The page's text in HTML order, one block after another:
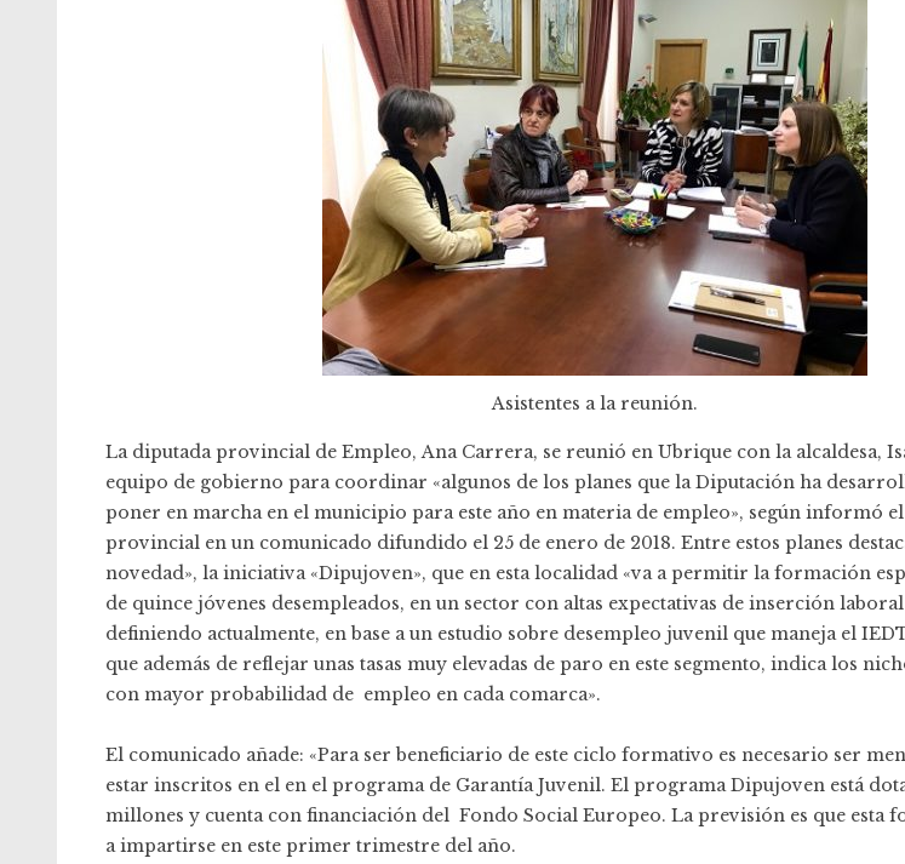
Asistentes a la reunión.
La diputada provincial de Empleo, Ana Carrera, se reunió en Ubrique con la alcaldesa,
equipo de gobierno para coordinar «algunos de los planes que la Diputación ha
poner en marcha en el municipio para este año en materia de empleo», según informó
provincial en un comunicado difundido el 25 de enero de 2018. Entre estos planes
novedad», la iniciativa «Dipujoven», que en esta localidad «va a permitir la formación
de quince jóvenes desempleados, en un sector con altas expectativas de inserción laboral
definiendo actualmente, en base a un estudio sobre desempleo juvenil que maneja el
que además de reflejar unas tasas muy elevadas de paro en este segmento, indica los
con mayor probabilidad de empleo en cada comarca».
El comunicado añade: «Para ser beneficiario de este ciclo formativo es necesario ser
estar inscritos en el en el programa de Garantía Juvenil. El programa Dipujoven está
millones y cuenta con financiación del Fondo Social Europeo. La previsión es que esta
a impartirse en este primer trimestre del año.